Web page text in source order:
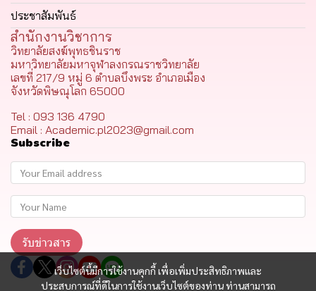
เว็บไซต์นี้มีการใช้งานคุกกี้ เพื่อเพิ่มประสิทธิภาพและ
ประสบการณ์ที่ดีในการใช้งานเว็บไซต์ของท่าน ท่านสามารถ
ประชาสัมพันธ์
สำนักงานวิชาการ
วิทยาลัยสงฆ์พุทธชินราช
มหาวิทยาลัยมหาจุฬาลงกรณราชวิทยาลัย
เลขที่ 217/9 หมู่ 6 ตำบลบึงพระ อำเภอเมือง
จังหวัดพิษณุโลก 65000
Tel : 093 136 4790
Email : Academic.pl2023@gmail.com
Subscribe
รับข่าวสาร